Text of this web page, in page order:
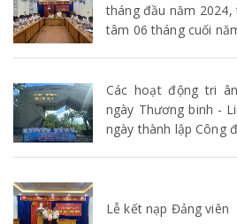
tháng đầu năm
tâm 06 tháng cuối
Các hoạt động tri
ngày Thương binh -
ngày thành lập Công
Lễ kết nạp Đảng viên